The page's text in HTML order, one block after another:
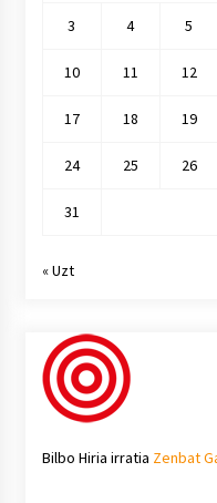
3 4 5
10 11 12
17 18 19
24 25 26
31
« Uzt
Bilbo Hiria irratia Zenbat